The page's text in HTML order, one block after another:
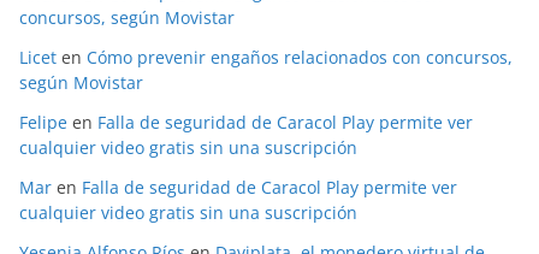
concursos, según Movistar
Licet en Cómo prevenir engaños relacionados con concursos,
según Movistar
Felipe en Falla de seguridad de Caracol Play permite ver
cualquier video gratis sin una suscripción
Mar en Falla de seguridad de Caracol Play permite ver
cualquier video gratis sin una suscripción